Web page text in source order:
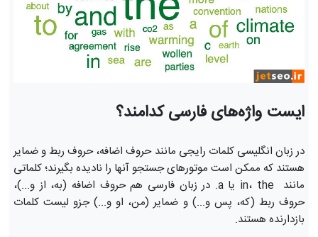
ایست واژه‌های فارسی کدامند؟
در زبان انگلیسی کلمات رایجی مانند حروف اضافه، حروف ربط و ضمایر
هستند که ممکن است موتورهای جستجو آنها را نادیده بگیرند؛ کلماتی
مانند in، the یا a. در زبان فارسی هم حروف اضافه (به، از و...)،
حروف ربط (که، پس و...) و ضمایر (من، او و...) جزو لیست کلمات
بازدارنده هستند.